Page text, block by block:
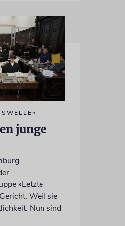
junge
»Letzte
Weil sie
Nun sind